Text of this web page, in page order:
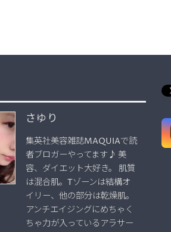
さゆり
集英社美容雑誌MAQUIAで読
者ブロガーやってます♪ 美
容、ダイエット大好き。 肌質
は混合肌。Tゾーンは結構オ
イリー、他の部分は乾燥肌。
アンチエイジングにめちゃく
ちゃ力が入っているアラサー